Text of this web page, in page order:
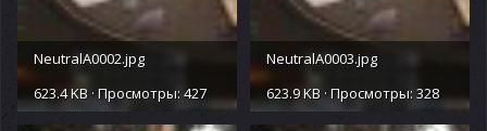
NeutralA0002.jpg
623.4 KB · Просмотры: 427
NeutralA0003.jpg
623.9 KB · Просмотры: 328